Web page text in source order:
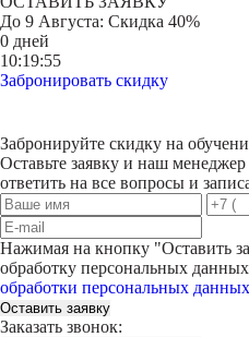
До 9 Августа: Скидка 40%
0 дней
10:19:55
Забронировать скидку
Забронируйте скидку на
Оставьте заявку и наш
ответить на все вопросы и
Нажимая на кнопку "Оставить
обработку персональных
обработки персональных данных
Оставить заявку
Заказать звонок: